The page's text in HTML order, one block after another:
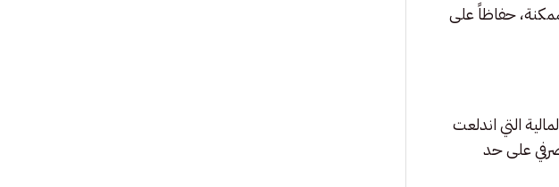
حفاظاً على
التي اندلعت
على حد